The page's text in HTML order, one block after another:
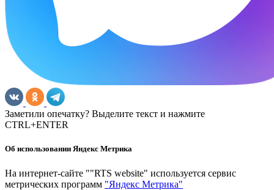
Заметили опечатку? Выделите текст и нажмите
CTRL+ENTER
Об использовании Яндекс Метрика
На интернет-сайте ""RTS website" используется сервис
метрических программ "Яндекс Метрика"